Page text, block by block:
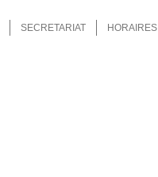
SECRETARIAT HORAIRES